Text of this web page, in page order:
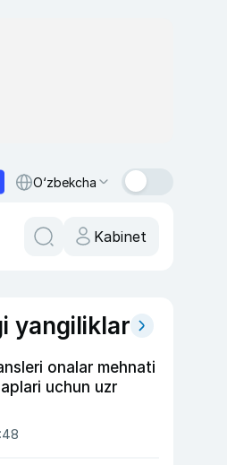
O‘zbekcha
Kabinet
yangiliklar
onalar mehnati
uchun uzr